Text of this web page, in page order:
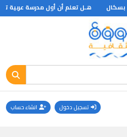
بسكال هـل تعلم أن أول مدرسة عربية
تسجيل دخول انشاء حساب